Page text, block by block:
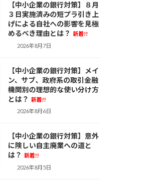
【中小企業の銀行対策】８月
３日実施済みの短プラ引き上
げによる自社への影響を見極
めるべき理由とは？ 新着!!
2026年8月7日
【中小企業の銀行対策】メイ
ン、サブ、政府系の取引金融
機関別の理想的な使い分け方
とは？ 新着!!
2026年8月6日
【中小企業の銀行対策】意外
に険しい自主廃業への道と
は？ 新着!!
2026年8月5日